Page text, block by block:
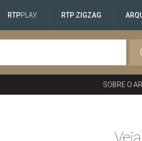
RTPPLAY RTP ZIGZAG
SOBRE O